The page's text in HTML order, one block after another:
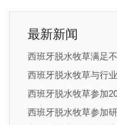
最新新闻
西班牙脱水牧草满足
西班牙脱水牧草与行
西班牙脱水牧草参加
西班牙脱水牧草参加